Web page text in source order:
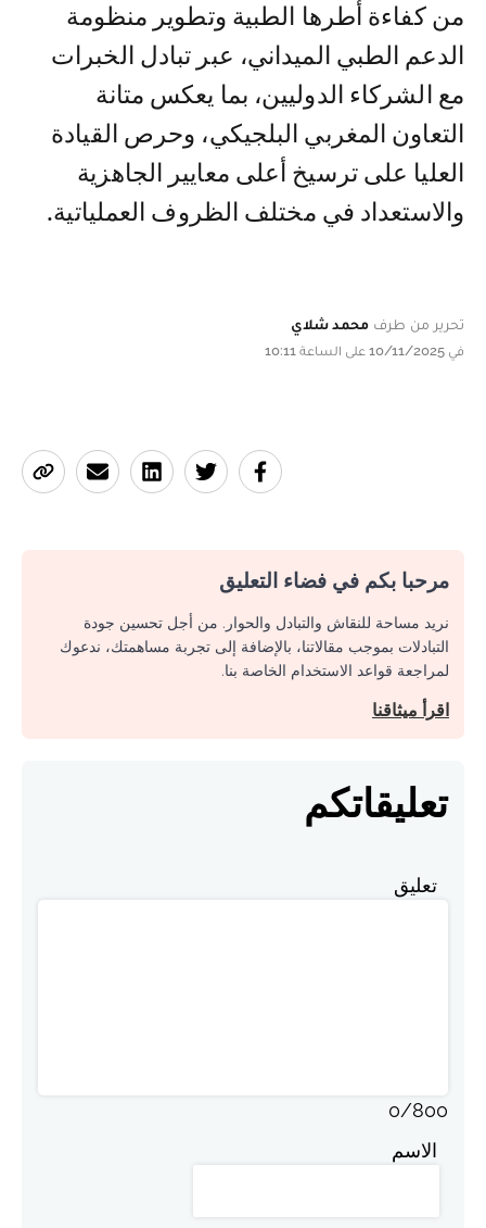
من كفاءة أطرها الطبية وتطوير منظومة
الدعم الطبي الميداني، عبر تبادل الخبرات
مع الشركاء الدوليين، بما يعكس متانة
التعاون المغربي البلجيكي، وحرص القيادة
العليا على ترسيخ أعلى معايير الجاهزية
والاستعداد في مختلف الظروف العملياتية.
تحرير من طرف محمد شلاي
في 10/11/2025 على الساعة 10:11
مرحبا بكم في فضاء التعليق
نريد مساحة للنقاش والتبادل والحوار. من أجل تحسين جودة
التبادلات بموجب مقالاتنا، بالإضافة إلى تجربة مساهمتك، ندعوك
لمراجعة قواعد الاستخدام الخاصة بنا.
اقرأ ميثاقنا
تعليقاتكم
تعليق
0/800
الاسم